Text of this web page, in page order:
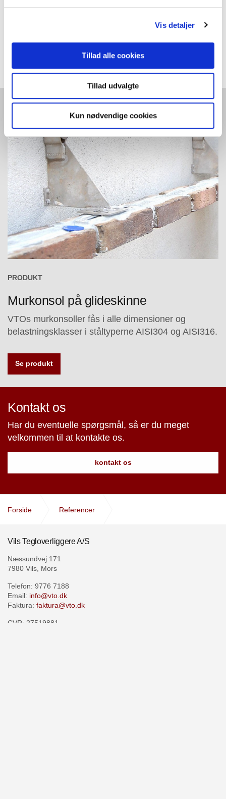
Vis detaljer
Tillad alle cookies
Tillad udvalgte
Kun nødvendige cookies
PRODUKT
Murkonsol på glideskinne
VTOs murkonsoller fås i alle dimensioner og
belastningsklasser i ståltyperne AISI304 og AISI316.
Se produkt
Kontakt os
Har du eventuelle spørgsmål, så er du meget
velkommen til at kontakte os.
kontakt os
Forside Referencer
Kronløbshuset i Nordhavns kvarteret
Vils Tegloverliggere A/S
Næssundvej 171
7980 Vils, Mors
Telefon: 9776 7188
Email: info@vto.dk
Faktura: faktura@vto.dk
CVR: 27519881